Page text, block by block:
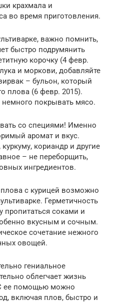
крахмала и
во время приготовления.
важно помнить,
быстро подрумянить
корочку (4 февр.
и моркови, добавляйте
– бульон, который
плова (6 февр. 2015).
покрывать мясо.
со специями! Именно
аромат и вкус.
кориандр и другие
– не переборщить,
ингредиентов.
с курицей возможно
Герметичность
пропитаться соками и
вкусным и сочным.
сочетание нежного
овощей.
гениальное
облегчает жизнь
ее помощью можно
включая плов, быстро и